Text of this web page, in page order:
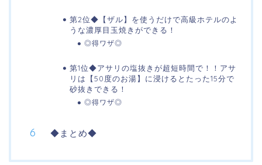
第2位◆【ザル】を使うだけで高級ホテルのよ
うな濃厚目玉焼きができる！
◎得ワザ◎
第1位◆アサリの塩抜きが超短時間で！！アサ
リは【50度のお湯】に浸けるとたった15分で
砂抜きできる！
◎得ワザ◎
◆まとめ◆